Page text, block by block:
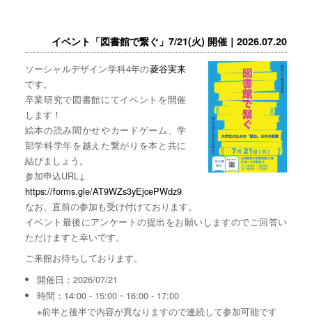
イベント「図書館で繋ぐ」7/21(火) 開催｜2026.07.20
ソーシャルデザイン学科4年の菱谷実来
です。
卒業研究で図書館にてイベントを開催
します！
絵本の読み聞かせやカードゲーム、学
部学科学年を越えた繋がりを本と共に
結びましょう。
参加申込URL↓
https://forms.gle/AT9WZs3yEjcePWdz9
なお、直前の参加も受け付けております。
イベント最後にアンケートの提出をお願いしますのでご回答い
ただけますと幸いです。
ご来館お待ちしております。
開催日：2026/07/21
時間：14:00 - 15:00・16:00 - 17:00
※前半と後半で内容が異なりますので連続して参加可能です